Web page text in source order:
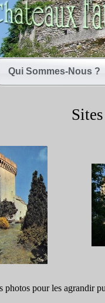
Qui Sommes-Nous ?
photos pour les